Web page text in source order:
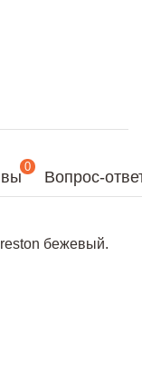
0
Вопрос-
бежевый.